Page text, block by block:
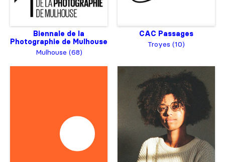
Biennale de la
Photographie de Mulhouse
Mulhouse (68)
CAC Passages
Troyes (10)